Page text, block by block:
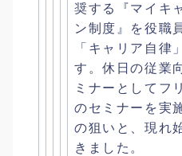
奨する『マイキ
ン制度』を役職
「キャリア自律」
す。休日の従業
ミナーとしてフ
のセミナーを実
の狙いと、現れ
きました。